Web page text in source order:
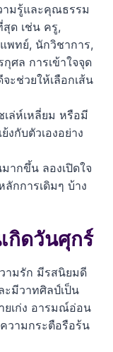
มรู้และคุณธรรม
ด เช่น ครู,
พทย์, นักวิชาการ,
ศล การเข้าใจจุด
ะช่วยให้เลือกเส้น
เล่ห์เหลี่ยม หรือมี
กับตัวเองอย่าง
ากขึ้น ลองเปิดใจ
กการเดิมๆ บ้าง
กิดวันศุกร์
ามรัก มีรสนิยมดี
ะมีวาทศิลป์เป็น
ยเก่ง อารมณ์อ่อน
วามกระตือรือร้น